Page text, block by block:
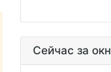
Сейчас за